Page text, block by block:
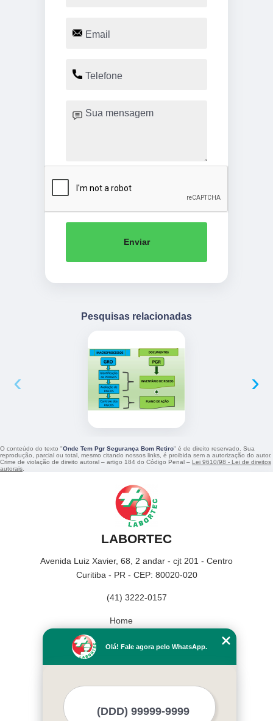
Enviar
Pesquisas relacionadas
‹ ›
O conteúdo do texto "Onde Tem Pgr Segurança Bom Retiro" é de direito reservado. Sua
reprodução, parcial ou total, mesmo citando nossos links, é proibida sem a autorização do autor.
Crime de violação de direito autoral – artigo 184 do Código Penal – Lei 9610/98 - Lei de direitos
autorais
LABORTEC
Avenida Luiz Xavier, 68, 2 andar - cjt 201 - Centro
Curitiba - PR - CEP: 80020-020
(41) 3222-0157
Home
Missão
Olá! Fale agora pelo WhatsApp.